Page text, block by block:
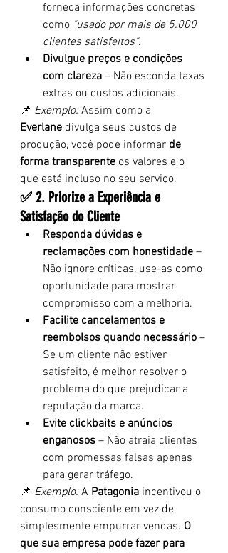
forneça informações concretas
como "usado por mais de 5.000
clientes satisfeitos".
Divulgue preços e condições
com clareza – Não esconda taxas
extras ou custos adicionais.
📌 Exemplo: Assim como a
Everlane divulga seus custos de
produção, você pode informar de
forma transparente os valores e o
que está incluso no seu serviço.
✅ 2. Priorize a Experiência e
Satisfação do Cliente
Responda dúvidas e
reclamações com honestidade –
Não ignore críticas, use-as como
oportunidade para mostrar
compromisso com a melhoria.
Facilite cancelamentos e
reembolsos quando necessário –
Se um cliente não estiver
satisfeito, é melhor resolver o
problema do que prejudicar a
reputação da marca.
Evite clickbaits e anúncios
enganosos – Não atraia clientes
com promessas falsas apenas
para gerar tráfego.
📌 Exemplo: A Patagonia incentivou o
consumo consciente em vez de
simplesmente empurrar vendas. O
que sua empresa pode fazer para